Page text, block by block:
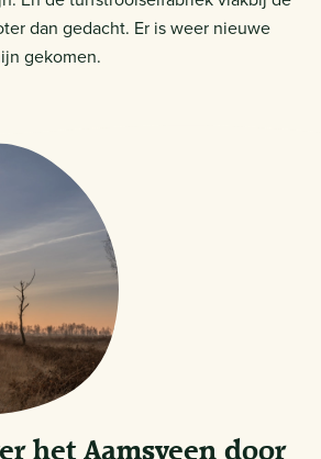
dan gedacht. Er is weer nieuwe
gekomen.
het Aamsveen door